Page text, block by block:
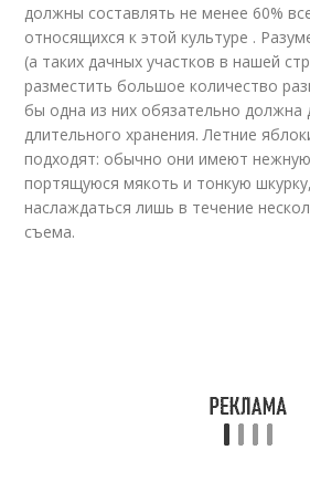
должны составлять не менее 60%
относящихся к этой культуре .
(а таких дачных участков в нашей
разместить большое количество
бы одна из них обязательно должна
длительного хранения. Летние
подходят: обычно они имеют
портящуюся мякоть и тонкую
наслаждаться лишь в течение
съема.